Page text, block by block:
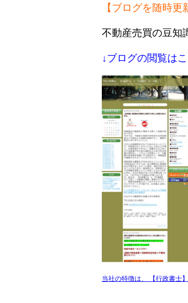
【ブログを随時更
不動産売買の豆知
↓ブログの閲覧は
当社の特徴は、 【行政書士